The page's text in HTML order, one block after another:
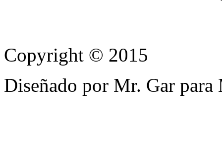
Copyright © 2015
Diseñado por Mr. Gar